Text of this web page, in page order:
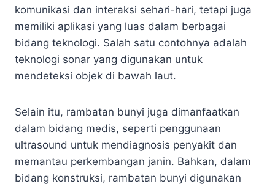
komunikasi dan interaksi sehari-hari, tetapi juga
memiliki aplikasi yang luas dalam berbagai
bidang teknologi. Salah satu contohnya adalah
teknologi sonar yang digunakan untuk
mendeteksi objek di bawah laut.
Selain itu, rambatan bunyi juga dimanfaatkan
dalam bidang medis, seperti penggunaan
ultrasound untuk mendiagnosis penyakit dan
memantau perkembangan janin. Bahkan, dalam
bidang konstruksi, rambatan bunyi digunakan